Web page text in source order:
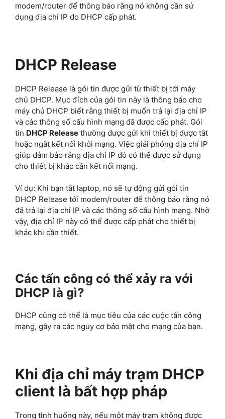
modem/router để thông báo rằng nó không cần sử
dụng địa chỉ IP do DHCP cấp phát.
DHCP Release
DHCP Release là gói tin được gửi từ thiết bị tới máy
chủ DHCP. Mục đích của gói tin này là thông báo cho
máy chủ DHCP biết rằng thiết bị muốn trả lại địa chỉ IP
và các thông số cấu hình mạng đã được cấp phát. Gói
tin DHCP Release thường được gửi khi thiết bị được tắt
hoặc ngắt kết nối khỏi mạng. Việc giải phóng địa chỉ IP
giúp đảm bảo rằng địa chỉ IP đó có thể được sử dụng
cho thiết bị khác cần kết nối mạng.
Ví dụ: Khi bạn tắt laptop, nó sẽ tự động gửi gói tin
DHCP Release tới modem/router để thông báo rằng nó
đã trả lại địa chỉ IP và các thông số cấu hình mạng. Nhờ
vậy, địa chỉ IP này có thể được cấp phát cho thiết bị
khác khi cần thiết.
Các tấn công có thể xảy ra với
DHCP là gì?
DHCP cũng có thể là mục tiêu của các cuộc tấn công
mạng, gây ra các nguy cơ bảo mật cho mạng của bạn.
Khi địa chỉ máy trạm DHCP
client là bất hợp pháp
Trong tình huống này, nếu một máy trạm không được